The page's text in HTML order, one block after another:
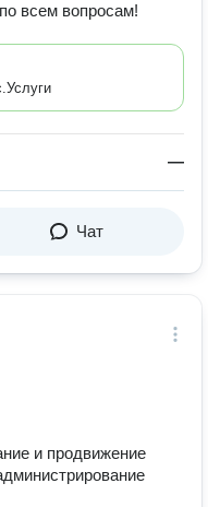
всем вопросам!
—
Чат
и продвижение